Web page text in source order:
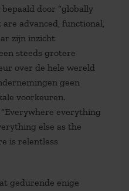
door “globally
advanced, functional,
zijn inzicht
steeds grotere
over de hele wereld
geen
voorkeuren.
everything
else as the
is relentless
gedurende enige